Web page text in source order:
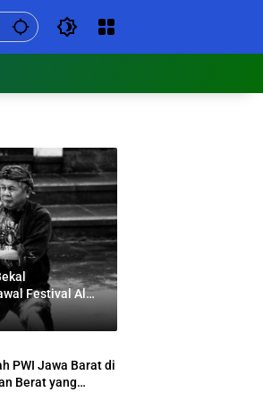
Festival Al
PWI Jawa Barat di
Berat yang